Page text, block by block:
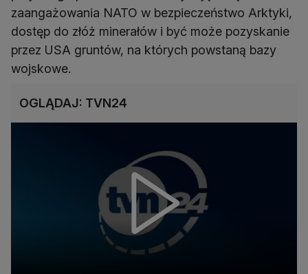
zaangażowania NATO w bezpieczeństwo Arktyki,
dostęp do złóż minerałów i być może pozyskanie
przez USA gruntów, na których powstaną bazy
wojskowe.
OGLĄDAJ: TVN24